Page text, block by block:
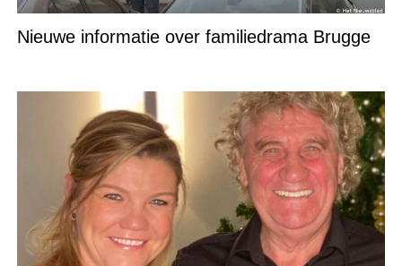
Nieuwe informatie over familiedrama Brugge